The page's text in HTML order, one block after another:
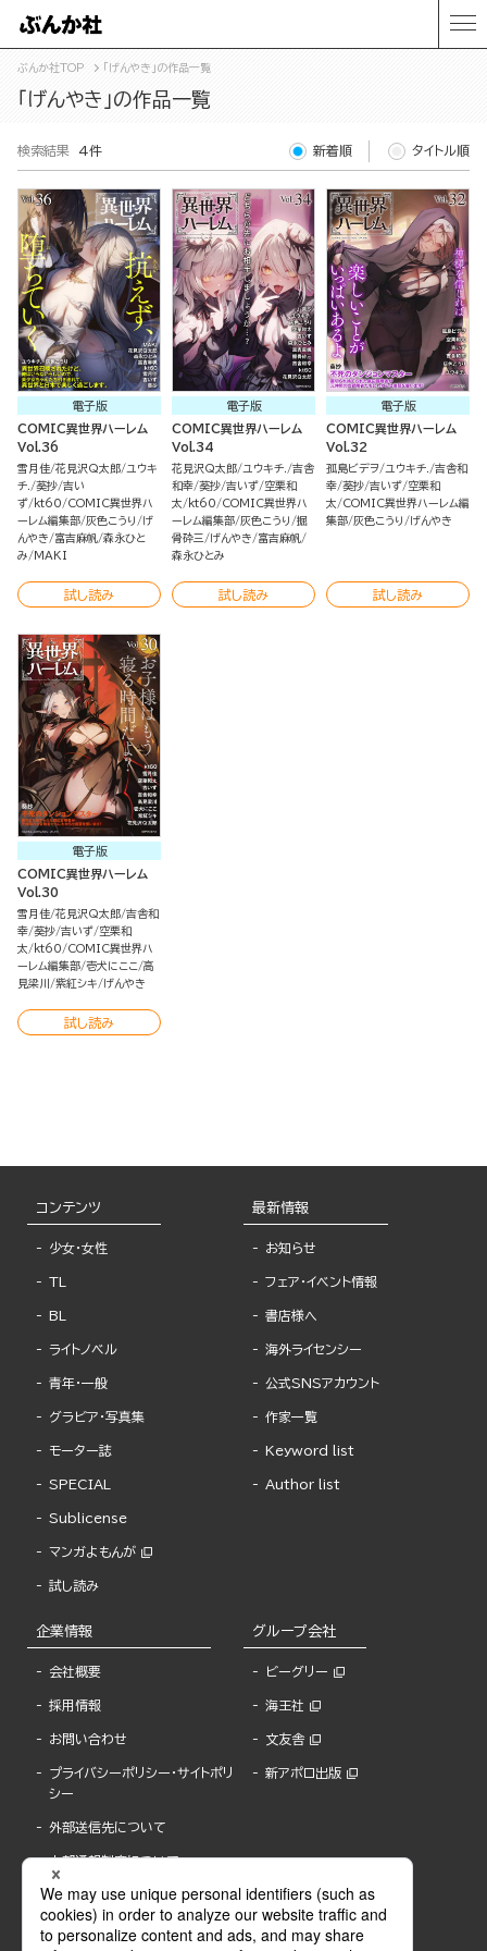
ぶんか社TOP 「げんやき」の作品一覧
「げんやき」の作品一覧
検索結果 4件 新着順 タイトル順
電子版
COMIC異世界ハーレム
Vol.36
雪月佳 花見沢Q太郎 ユウキ
チ. 葵抄 吉い
ず
kt60
COMIC異世界ハ
ーレム編集部 灰色こうり
げ
んやき
富吉麻帆 森永ひと
み
MAKI
試し読み
電子版
COMIC異世界ハーレム
Vol.34
花見沢Q太郎 ユウキチ. 吉舎
和幸 葵抄 吉いず 空栗和
太
kt60
COMIC異世界ハ
ーレム編集部 灰色こうり
掘
骨砕三
げんやき
富吉麻帆
森永ひとみ
試し読み
電子版
COMIC異世界ハーレム
Vol.32
孤島ビデヲ ユウキチ. 吉舎和
幸 葵抄 吉いず 空栗和
太
COMIC異世界ハーレム編
集部 灰色こうり げんやき
試し読み
電子版
COMIC異世界ハーレム
Vol.30
雪月佳 花見沢Q太郎 吉舎和
幸 葵抄 吉いず 空栗和
太
kt60
COMIC異世界ハ
ーレム編集部 壱犬にここ 高
見梁川
紫紅シキ げんやき
試し読み
コンテンツ
少女・女性
TL
BL
ライトノベル
青年・一般
グラビア・写真集
モーター誌
SPECIAL
Sublicense
マンガよもんが
試し読み
最新情報
お知らせ
フェア・イベント情報
書店様へ
海外ライセンシー
公式SNSアカウント
作家一覧
Keyword list
Author list
企業情報
会社概要
採用情報
お問い合わせ
プライバシーポリシー・サイトポリ
シー
外部送信先について
内部通報制度について
グループ会社
ビーグリー
海王社
文友舎
新アポロ出版